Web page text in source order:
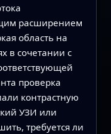
расширением
область на
в сочетании с
проверка
контрастную
УЗИ или
требуется ли